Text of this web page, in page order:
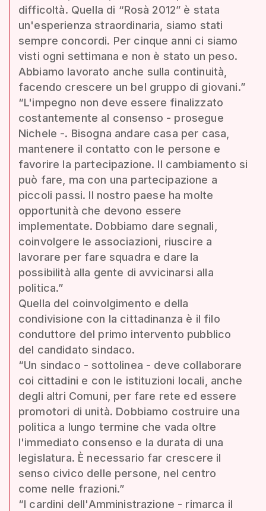
difficoltà. Quella di “Rosà 2012” è stata
un'esperienza straordinaria, siamo stati
sempre concordi. Per cinque anni ci siamo
visti ogni settimana e non è stato un peso.
Abbiamo lavorato anche sulla continuità,
facendo crescere un bel gruppo di giovani.”
“L'impegno non deve essere finalizzato
costantemente al consenso - prosegue
Nichele -. Bisogna andare casa per casa,
mantenere il contatto con le persone e
favorire la partecipazione. Il cambiamento si
può fare, ma con una partecipazione a
piccoli passi. Il nostro paese ha molte
opportunità che devono essere
implementate. Dobbiamo dare segnali,
coinvolgere le associazioni, riuscire a
lavorare per fare squadra e dare la
possibilità alla gente di avvicinarsi alla
politica.”
Quella del coinvolgimento e della
condivisione con la cittadinanza è il filo
conduttore del primo intervento pubblico
del candidato sindaco.
“Un sindaco - sottolinea - deve collaborare
coi cittadini e con le istituzioni locali, anche
degli altri Comuni, per fare rete ed essere
promotori di unità. Dobbiamo costruire una
politica a lungo termine che vada oltre
l'immediato consenso e la durata di una
legislatura. È necessario far crescere il
senso civico delle persone, nel centro
come nelle frazioni.”
“I cardini dell'Amministrazione - rimarca il